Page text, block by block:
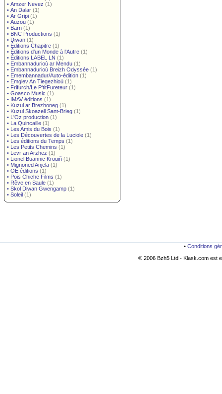
• Amzer Nevez (1)
• An Dalar (1)
• Ar Gripi (1)
• Auzou (1)
• Barn (1)
• BNC Productions (1)
• Diwan (1)
• Éditions Chapitre (1)
• Éditions d'un Monde à l'Autre (1)
• Éditions LABEL LN (1)
• Embannadurioù ar Mendu (1)
• Embannadurioù Breizh Odyssée (1)
• Emembannadur/Auto-édition (1)
• Emglev An Tiegezhioù (1)
• Frifurch/Le P'titFureteur (1)
• Goasco Music (1)
• IMAV éditions (1)
• Kuzul ar Brezhoneg (1)
• Kuzul Skoazell Sant-Brieg (1)
• L'Oz production (1)
• La Quincaille (1)
• Les Amis du Bois (1)
• Les Découvertes de la Luciole (1)
• Les éditions du Temps (1)
• Les Petits Chemins (1)
• Levr an Arzhez (1)
• Lionel Buannic Krouiñ (1)
• Mignoned Anjela (1)
• OE éditions (1)
• Pois Chiche Films (1)
• Rêve en Saule (1)
• Skol Diwan Gwengamp (1)
• Soleil (1)
• Conditions
© 2006 Bzh5 Ltd - Klask.com est